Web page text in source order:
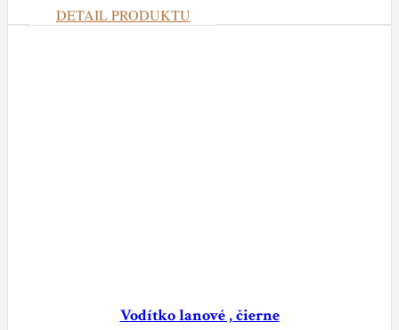
DETAIL PRODUKTU
Vodítko lanové , čierne